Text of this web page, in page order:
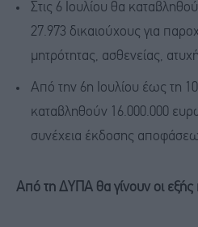
Στις 6 Ιουλίου θα
27.973 δικαιούχους για
μητρότητας, ασθενείας,
Από την 6η Ιουλίου έως τη
καταβληθούν 16.000.000
συνέχεια έκδοσης
Από τη ΔΥΠΑ θα γίνουν οι εξής